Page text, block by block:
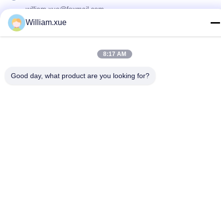
william.xue@foxmail.com
Adresse
Hongfa Jiatli, communauté Tangtou, rue Shiyan, quartier
William.xue
8:17 AM
Good day, what product are you looking for?